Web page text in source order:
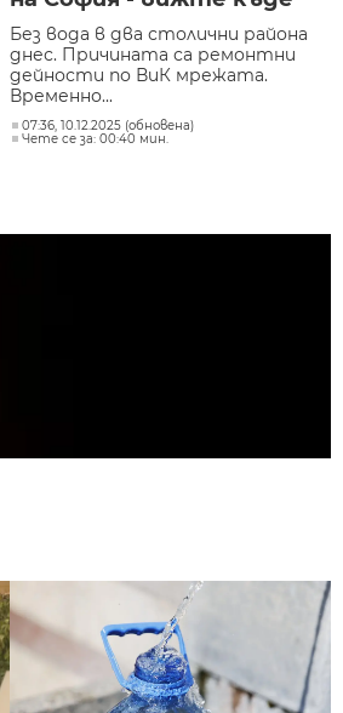
Без вода в два столични района
днес. Причината са ремонтни
дейности по ВиК мрежата.
Временно...
07:36, 10.12.2025 (обновена)
Чете се за: 00:40 мин.